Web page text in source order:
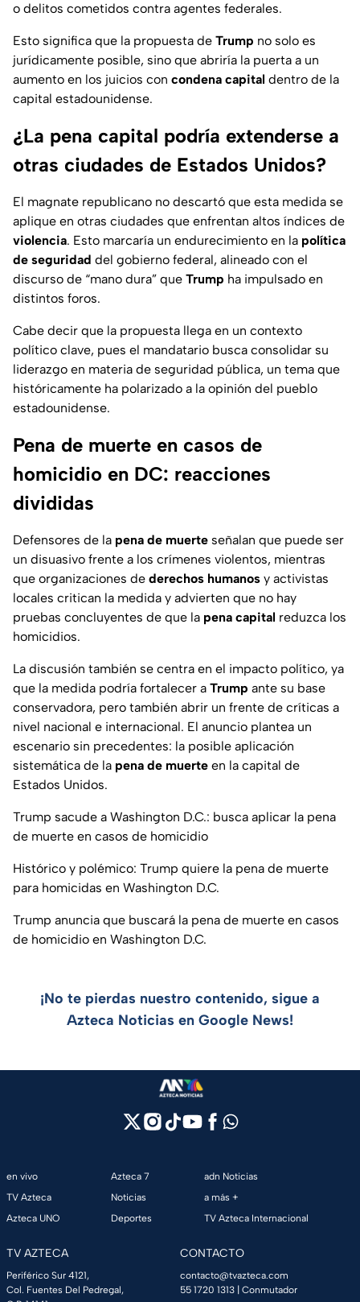
o delitos cometidos contra agentes federales.
Esto significa que la propuesta de Trump no solo es
jurídicamente posible, sino que abriría la puerta a un
aumento en los juicios con condena capital dentro de la
capital estadounidense.
¿La pena capital podría extenderse a
otras ciudades de Estados Unidos?
El magnate republicano no descartó que esta medida se
aplique en otras ciudades que enfrentan altos índices de
violencia. Esto marcaría un endurecimiento en la política
de seguridad del gobierno federal, alineado con el
discurso de “mano dura” que Trump ha impulsado en
distintos foros.
Cabe decir que la propuesta llega en un contexto
político clave, pues el mandatario busca consolidar su
liderazgo en materia de seguridad pública, un tema que
históricamente ha polarizado a la opinión del pueblo
estadounidense.
Pena de muerte en casos de
homicidio en DC: reacciones
divididas
Defensores de la pena de muerte señalan que puede ser
un disuasivo frente a los crímenes violentos, mientras
que organizaciones de derechos humanos y activistas
locales critican la medida y advierten que no hay
pruebas concluyentes de que la pena capital reduzca los
homicidios.
La discusión también se centra en el impacto político, ya
que la medida podría fortalecer a Trump ante su base
conservadora, pero también abrir un frente de críticas a
nivel nacional e internacional. El anuncio plantea un
escenario sin precedentes: la posible aplicación
sistemática de la pena de muerte en la capital de
Estados Unidos.
Trump sacude a Washington D.C.: busca aplicar la pena
de muerte en casos de homicidio
Histórico y polémico: Trump quiere la pena de muerte
para homicidas en Washington D.C.
Trump anuncia que buscará la pena de muerte en casos
de homicidio en Washington D.C.
¡No te pierdas nuestro contenido, sigue a
Azteca Noticias en Google News!
en vivo
TV Azteca
Azteca UNO
Azteca 7
Noticias
Deportes
adn Noticias
a más +
TV Azteca Internacional
TV AZTECA
Periférico Sur 4121,
Col. Fuentes Del Pedregal,
CONTACTO
contacto@tvazteca.com
55 1720 1313 | Conmutador